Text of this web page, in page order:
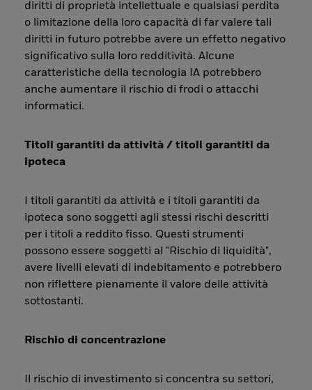
diritti di proprietà intellettuale e qualsiasi perdita
o limitazione della loro capacità di far valere tali
diritti in futuro potrebbe avere un effetto negativo
significativo sulla loro redditività. Alcune
caratteristiche della tecnologia IA potrebbero
anche aumentare il rischio di frodi o attacchi
informatici.
Titoli garantiti da attività / titoli garantiti da
ipoteca
I titoli garantiti da attività e i titoli garantiti da
ipoteca sono soggetti agli stessi rischi descritti
per i titoli a reddito fisso. Questi strumenti
possono essere soggetti al "Rischio di liquidità",
avere livelli elevati di indebitamento e potrebbero
non riflettere pienamente il valore delle attività
sottostanti.
Rischio di concentrazione
Il rischio di investimento si concentra su settori,